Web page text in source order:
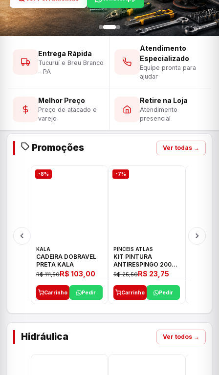
Entrega Rápida
Tucuruí e Breu Branco
- PA
Atendimento
Especializado
Equipe pronta para
ajudar
Melhor Preço
Preço de atacado e
varejo
Retire na Loja
Atendimento
presencial
Promoções Ver todas →
-8%
KALA
CADEIRA DOBRAVEL
PRETA KALA
R$ 111,50R$ 103,00
Carrinho Pedir
-7%
PINCEIS ATLAS
KIT PINTURA
ANTIRESPINGO 2003
ATLAS 03 PCS
R$ 25,50R$ 23,75
Carrinho Pedir
Hidráulica Ver todos →